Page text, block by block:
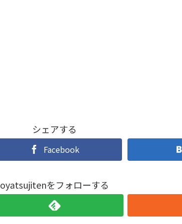
シェアする
Facebook
oyatsujitenをフォローする